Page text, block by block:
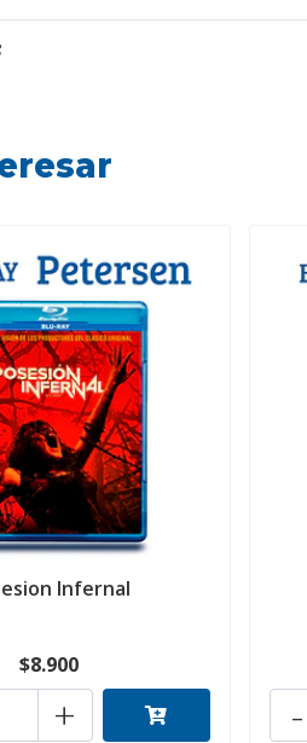
Infernal
$8.900
+ -